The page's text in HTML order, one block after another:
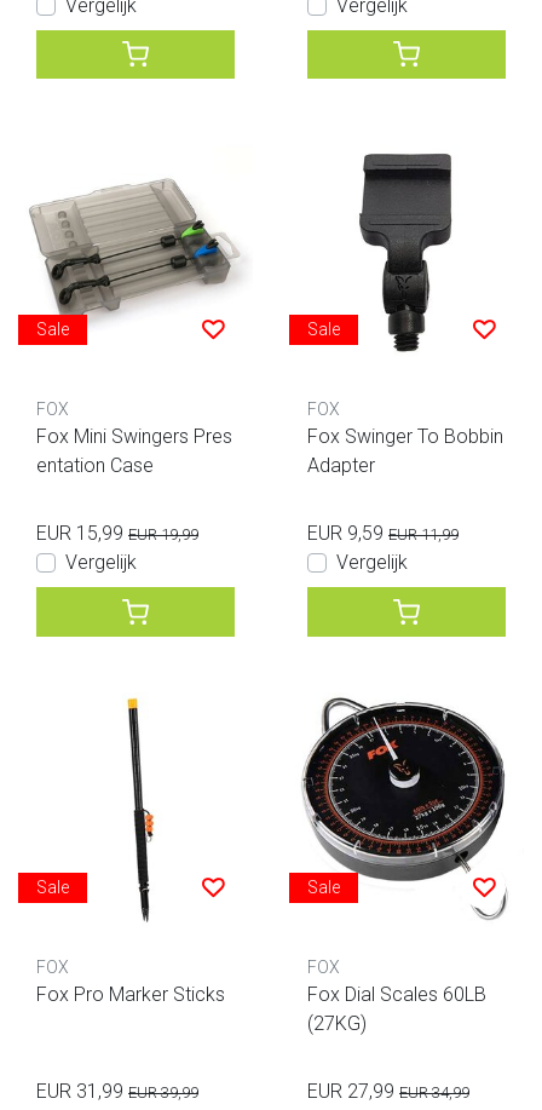
Vergelijk Vergelijk
Sale
FOX
Fox Mini Swingers Pres
entation Case
EUR 15,99 EUR 19,99
Vergelijk
Sale
FOX
Fox Swinger To Bobbin
Adapter
EUR 9,59 EUR 11,99
Vergelijk
Sale
FOX
Fox Pro Marker Sticks
EUR 31,99 EUR 39,99
Sale
FOX
Fox Dial Scales 60LB
(27KG)
EUR 27,99 EUR 34,99